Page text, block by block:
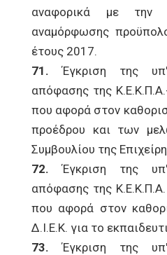
αναφορικά με την
αναμόρφωσης
έτους 2017.
71. Έγκριση της
απόφασης της
που αφορά στον
προέδρου και των
Συμβουλίου της
72. Έγκριση της
απόφασης της
που αφορά στον
Δ.Ι.Ε.Κ. για το
73. Έγκριση της